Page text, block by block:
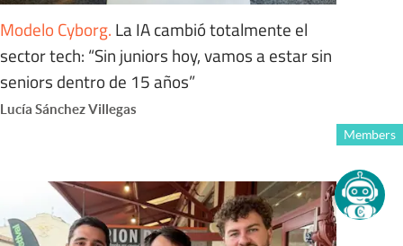
Modelo Cyborg. La IA cambió totalmente el
sector tech: “Sin juniors hoy, vamos a estar sin
seniors dentro de 15 años”
Lucía Sánchez Villegas
Members